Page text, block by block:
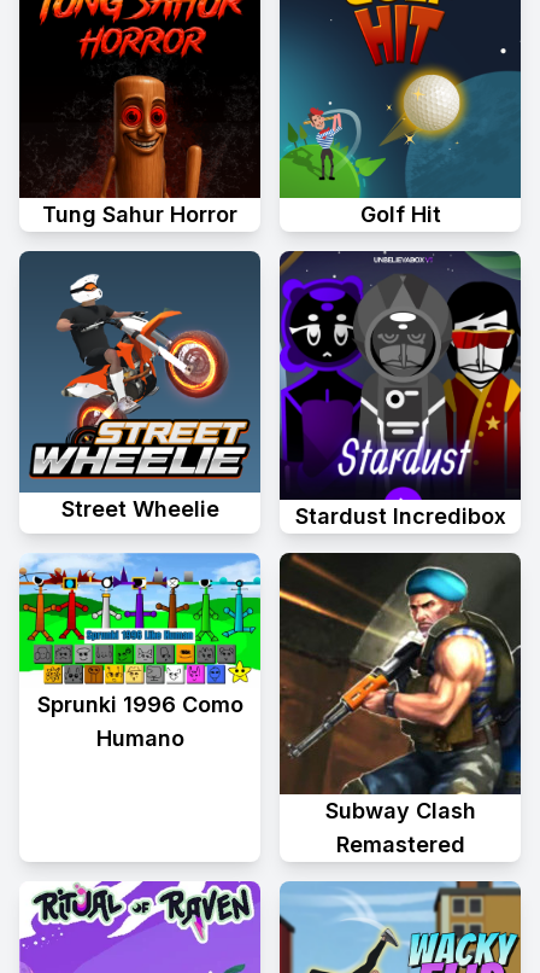
Tung Sahur Horror Golf Hit
Street Wheelie Stardust Incredibox
Sprunki 1996 Como
Humano
Subway Clash
Remastered